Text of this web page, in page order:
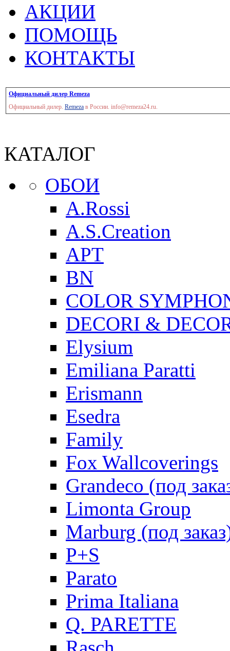
АКЦИИ
ПОМОЩЬ
КОНТАКТЫ
Официальный дилер Remeza
Официальный дилер. Remeza в России. info@remeza24.ru.
КАТАЛОГ
ОБОИ
A.Rossi
A.S.Creation
AРT
BN
COLOR
DECORI &
Elysium
Emiliana Paratti
Erismann
Esedra
Family
Fox Wallcoverings
Grandeco (под
Limonta Group
Marburg (под
P+S
Parato
Prima Italiana
Q. PARETTE